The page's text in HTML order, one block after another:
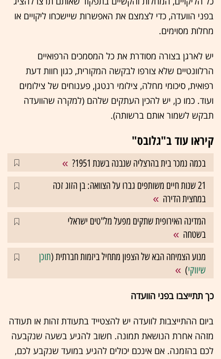
בפני הוועדה, כדי לצמצם את האפשרות שיישכחו ליקויים או
מחלות מסוימים.
יש לארגן בצורה מסודרת את כל המסמכים הרפואיים
הרלוונטיים שלא צורפו לבקשה המקורית, כגון חוות דעת
רפואית, סיכומי מחלה, צילומי רנטגן, פענוחים של צילומים
ועוד. כמו כן, יש להכין העתקים שלהם (למקרה שהוועדה
תבקש לשמור אותם ברשותה).
קיראו עוד ב"גלובס"
בכמה נמכר בית בהרצליה שנבנה בשנת 1951?
21 שנות חיים משותפים גברו על הצוואה: בן הזוג זכה
במחצית הדירה
המדינה האירופית שתקים מפעל מל"טים ישראלי
בשטחה
מנוע הצמיחה הבא של הצפון מתחיל ביזמות חברתית (תוכן
שיווקי)
כך תתייצבו בפני הוועדה
ביום ההתייצבות לוועדה יש להצטייד בתעודת זהות או תעודה
מזהה אחרת הנושאת תמונה. חשוב להגיע בשעה שנקבעה
לכם בהזמנה. אם אינכם יכולים להגיע במועד שנקבע לכם,